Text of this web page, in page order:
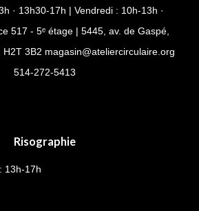
· 13h30-17h | Vendredi : 10h-13h ·
517 - 5ᵉ étage | 5445, av. de Gaspé,
H2T 3B2 magasin@ateliercirculaire.org
514-272-5413
Risographie
13h-17h